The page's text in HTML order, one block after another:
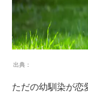
出典：
ただの幼馴染が恋